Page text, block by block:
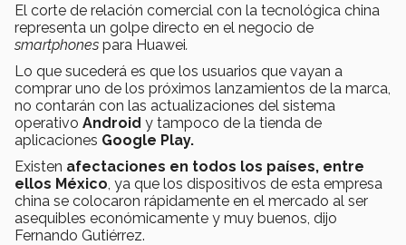
El corte de relación comercial con la tecnológica china
representa un golpe directo en el negocio de
smartphones para Huawei.
Lo que sucederá es que los usuarios que vayan a
comprar uno de los próximos lanzamientos de la marca,
no contarán con las actualizaciones del sistema
operativo Android y tampoco de la tienda de
aplicaciones Google Play.
Existen afectaciones en todos los países, entre
ellos México , ya que los dispositivos de esta empresa
china se colocaron rápidamente en el mercado al ser
asequibles económicamente y muy buenos, dijo
Fernando Gutiérrez.